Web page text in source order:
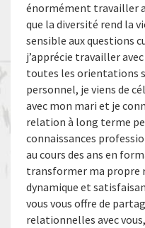
énormément travailler
que la diversité rend la
sensible aux questions
j’apprécie travailler
toutes les orientations
personnel, je viens de
avec mon mari et je
relation à long terme
connaissances
au cours des ans en
transformer ma propre
dynamique et
vous vous offre de
relationnelles avec